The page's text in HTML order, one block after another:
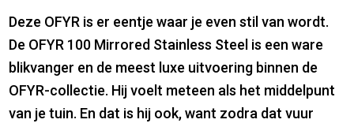
Deze OFYR is er eentje waar je even stil van wordt.
De OFYR 100 Mirrored Stainless Steel is een ware
blikvanger en de meest luxe uitvoering binnen de
OFYR-collectie. Hij voelt meteen als het middelpunt
van je tuin. En dat is hij ook, want zodra dat vuur